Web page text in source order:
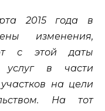
2015 года в
изменения,
с этой даты
услуг в части
на цели
На тот